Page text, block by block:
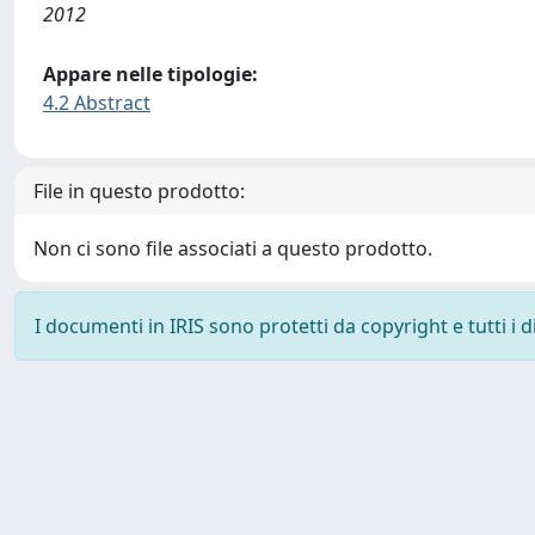
2012
Appare nelle tipologie:
4.2 Abstract
File in questo prodotto:
Non ci sono file associati a questo prodotto.
I documenti in IRIS sono protetti da copyright e tutti i